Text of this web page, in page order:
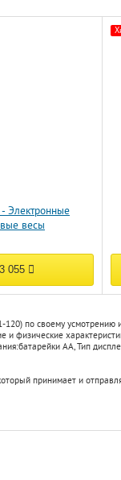
Электронные
весы
055
по своему
и физические
батарейки АА,Тип
принимает и